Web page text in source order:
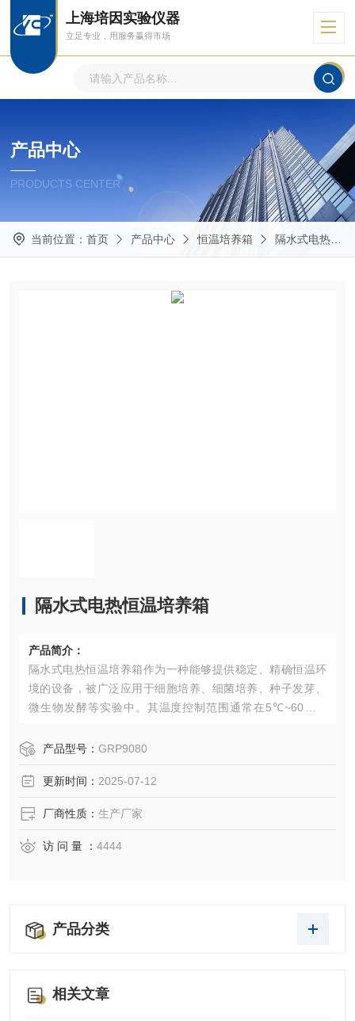
上海培因实验仪器
立足专业，用服务赢得市场
产品中心
PRODUCTS CENTER
当前位置： 首页 产品中心 恒温培养箱 隔水式电热恒温培养箱
隔水式电热恒温培养箱
产品简介：
隔水式电热恒温培养箱作为一种能够提供稳定、精确恒温环
境的设备，被广泛应用于细胞培养、细菌培养、种子发芽、
微生物发酵等实验中。其温度控制范围通常在5℃~60℃之
养、生化实验等。
产品型号： GRP9080
更新时间： 2025-07-12
厂商性质： 生产厂家
访 问 量 ： 4444
产品分类
相关文章